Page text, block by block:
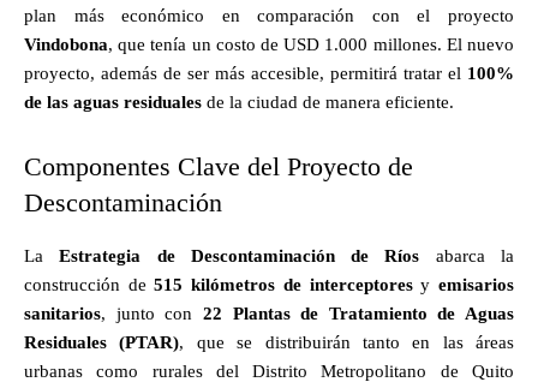
plan más económico en comparación con el proyecto
Vindobona, que tenía un costo de USD 1.000 millones. El nuevo
proyecto, además de ser más accesible, permitirá tratar el 100%
de las aguas residuales de la ciudad de manera eficiente.
Componentes Clave del Proyecto de
Descontaminación
LaEstrategia de Descontaminación de Ríos abarca la
construcción de515 kilómetros de interceptoresyemisarios
sanitarios, junto con 22 Plantas de Tratamiento de Aguas
Residuales (PTAR), que se distribuirán tanto en las áreas
urbanas como rurales del Distrito Metropolitano de Quito